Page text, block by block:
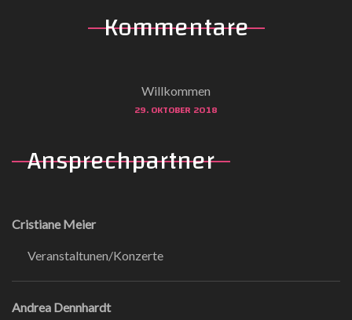
Kommentare
Willkommen
29. OKTOBER 2018
Ansprechpartner
Cristiane Meier
Veranstaltunen/Konzerte
Andrea Dennhardt